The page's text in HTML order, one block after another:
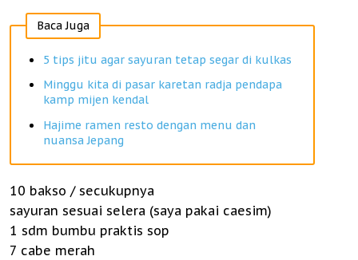
Baca Juga
5 tips jitu agar sayuran tetap segar di kulkas
Minggu kita di pasar karetan radja pendapa
kamp mijen kendal
Hajime ramen resto dengan menu dan
nuansa Jepang
10 bakso / secukupnya
sayuran sesuai selera (saya pakai caesim)
1 sdm bumbu praktis sop
7 cabe merah